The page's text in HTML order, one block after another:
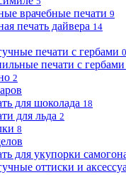
врачебные печати 9
печать дайвера 14
печати с гербами 0
печати с гербами
2
для шоколада 18
для льда 2
8
для укупорки
оттиски и